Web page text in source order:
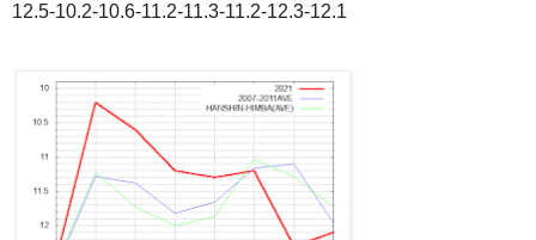
12.5-10.2-10.6-11.2-11.3-11.2-12.3-12.1